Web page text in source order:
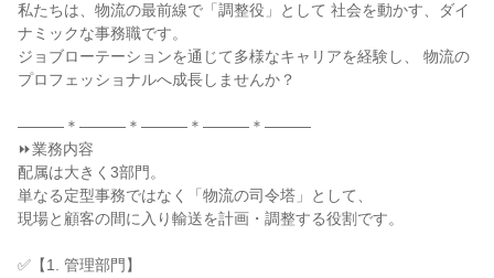
私たちは、物流の最前線で「調整役」として 社会を動かす、ダイ
ナミックな事務職です。
ジョブローテーションを通じて多様なキャリアを経験し、 物流の
プロフェッショナルへ成長しませんか？
―――＊―――＊―――＊―――＊―――
⏩業務内容
配属は大きく3部門。
単なる定型事務ではなく「物流の司令塔」として、
現場と顧客の間に入り輸送を計画・調整する役割です。
✅【1. 管理部門】